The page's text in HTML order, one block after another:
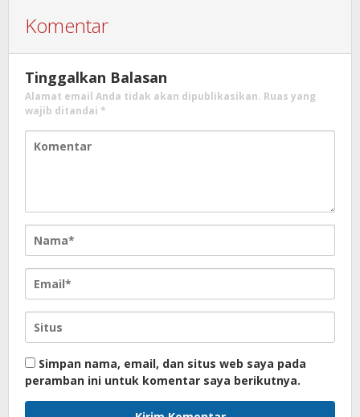
Komentar
Tinggalkan Balasan
Alamat email Anda tidak akan dipublikasikan. Ruas yang
wajib ditandai *
Simpan nama, email, dan situs web saya pada
peramban ini untuk komentar saya berikutnya.